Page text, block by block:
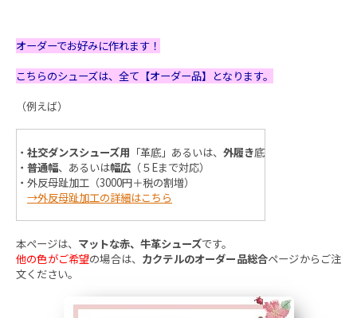
オーダーでお好みに作れます！
こちらのシューズは、全て【オーダー品】となります。
（例えば）
・ 社交ダンスシューズ用 「革底」あるいは、 外履き底
・ 普通幅、あるいは幅広 （５Eまで対応）
・外反母趾加工（3000円＋税の割増）
→外反母趾加工の詳細はこちら
本ページは、 マットな赤、牛革シューズです。
他の色がご希望の場合は、 カクテルのオーダー品総合ページからご注
文ください。